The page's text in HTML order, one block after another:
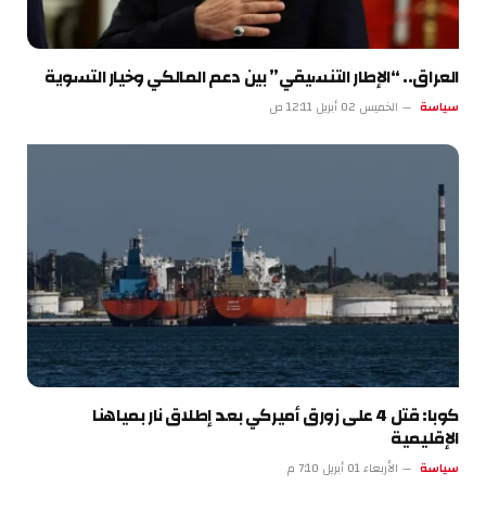
العراق.. “الإطار التنسيقي” بين دعم المالكي وخيار التسوية
سياسة الخميس 02 أبريل 12:11 ص
كوبا: قتل 4 على زورق أميركي بعد إطلاق نار بمياهنا
الإقليمية
سياسة الأربعاء 01 أبريل 7:10 م